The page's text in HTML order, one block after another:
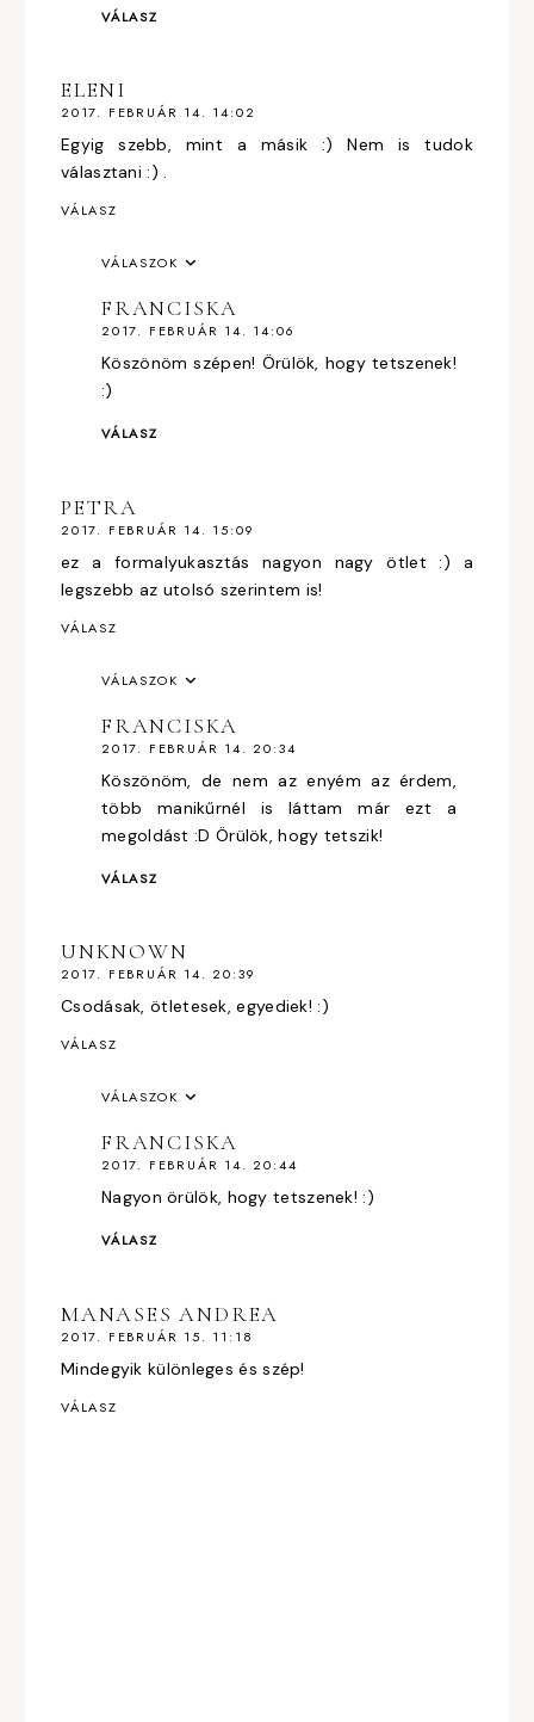
VÁLASZ
ELENI
2017. FEBRUÁR 14. 14:02
Egyig szebb, mint a másik :) Nem is tudok
választani :) .
VÁLASZ
VÁLASZOK
FRANCISKA
2017. FEBRUÁR 14. 14:06
Köszönöm szépen! Örülök, hogy tetszenek!
:)
VÁLASZ
PETRA
2017. FEBRUÁR 14. 15:09
ez a formalyukasztás nagyon nagy ötlet :) a
legszebb az utolsó szerintem is!
VÁLASZ
VÁLASZOK
FRANCISKA
2017. FEBRUÁR 14. 20:34
Köszönöm, de nem az enyém az érdem,
több manikűrnél is láttam már ezt a
megoldást :D Örülök, hogy tetszik!
VÁLASZ
UNKNOWN
2017. FEBRUÁR 14. 20:39
Csodásak, ötletesek, egyediek! :)
VÁLASZ
VÁLASZOK
FRANCISKA
2017. FEBRUÁR 14. 20:44
Nagyon örülök, hogy tetszenek! :)
VÁLASZ
MANASES ANDREA
2017. FEBRUÁR 15. 11:18
Mindegyik különleges és szép!
VÁLASZ